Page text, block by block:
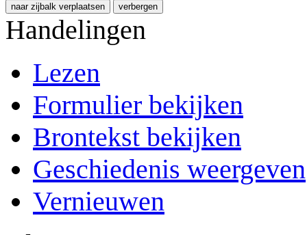
naar zijbalk verplaatsen verbergen
Handelingen
Lezen
Formulier bekijken
Brontekst bekijken
Geschiedenis weergeven
Vernieuwen